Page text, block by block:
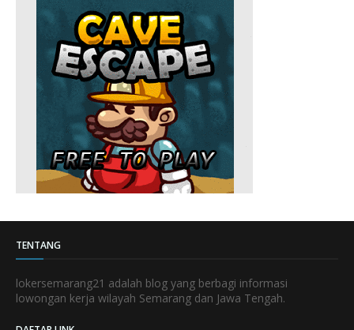
TENTANG
lokersemarang21 adalah blog yang berbagi informasi
lowongan kerja wilayah Semarang dan Jawa Tengah.